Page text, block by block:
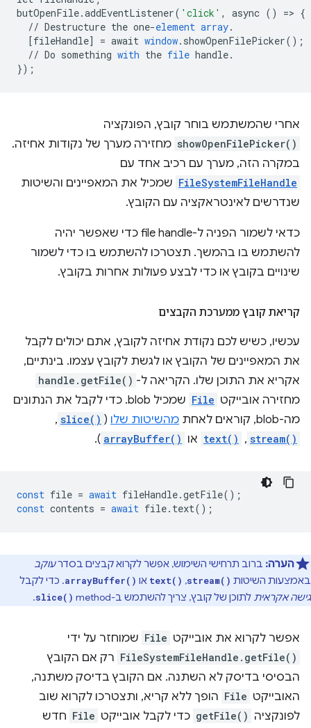
butOpenFile.addEventListener( 'click' , async () => {
// Destructure the one-element array.
[fileHandle] = await window. showOpenFilePicker();
// Do something with the file handle.
});
אחרי שהמשתמש בוחר קובץ, הפונקציה
showOpenFilePicker() מחזירה מערך של נקודות אחיזה.
במקרה הזה, מערך עם רכיב אחד עם
FileSystemFileHandle שמכיל את המאפיינים והשיטות
שנדרשים לאינטראקציה עם הקובץ.
כדאי לשמור הפניה ל-file handle כדי שאפשר יהיה
להשתמש בו בהמשך. תצטרכו להשתמש בו כדי לשמור
שינויים בקובץ או כדי לבצע פעולות אחרות בקובץ.
קריאת קובץ ממערכת הקבצים
עכשיו, כשיש לכם נקודת אחיזה לקובץ, אתם יכולים לקבל
את המאפיינים של הקובץ או לגשת לקובץ עצמו. בינתיים,
אקריא את התוכן שלו. הקריאה ל- handle.getFile()
מחזירה אובייקט File
שמכיל blob. כדי לקבל את הנתונים
מה-blob, קוראים לאחת
מהשיטות שלו (
slice()
,‏
stream()
,‏
text() או arrayBuffer()
).
const file = await fileHandle.getFile();
const contents = await file. text();
הערה: ברוב תרחישי השימוש, אפשר לקרוא קבצים בסדרעוקב
באמצעות השיטות stream()
,
text() או arrayBuffer(). כדי לקבל
גישה אקראית לתוכן של קובץ, צריך להשתמש ב-method ‏ slice()
.
אפשר לקרוא את אובייקט File שמוחזר על ידי
FileSystemFileHandle.getFile() רק אם הקובץ
הבסיסי בדיסק לא השתנה. אם הקובץ בדיסק משתנה,
האובייקט File הופך ללא קריא, ותצטרכו לקרוא שוב
לפונקציה getFile() כדי לקבל אובייקט File חדש